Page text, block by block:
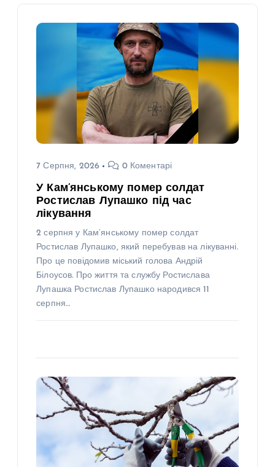
7 Серпня, 2026 0 Коментарі
У Кам’янському помер солдат
Ростислав Лупашко під час
лікування
2 серпня у Кам’янському помер солдат
Ростислав Лупашко, який перебував на лікуванні.
Про це повідомив міський голова Андрій
Білоусов. Про життя та службу Ростислава
Лупашка Ростислав Лупашко народився 11
серпня…